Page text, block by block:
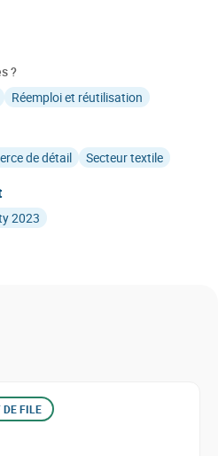
?
Réemploi et réutilisation
de détail Secteur textile
2023
DE FILE